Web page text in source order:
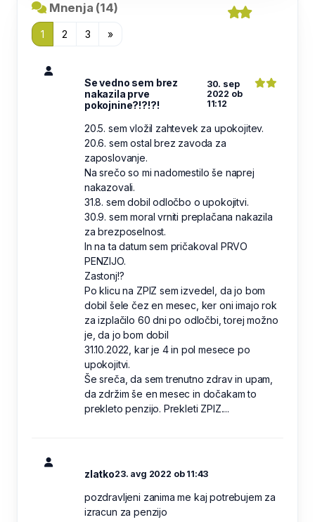
Mnenja (14)
1 2 3 »
Se vedno sem brez
nakazila prve
pokojnine?!?!?!
30. sep
2022 ob
11:12
20.5. sem vložil zahtevek za upokojitev.
20.6. sem ostal brez zavoda za
zaposlovanje.
Na srečo so mi nadomestilo še naprej
nakazovali.
31.8. sem dobil odločbo o upokojitvi.
30.9. sem moral vrniti preplačana nakazila
za brezposelnost.
In na ta datum sem pričakoval PRVO
PENZIJO.
Zastonj!?
Po klicu na ZPIZ sem izvedel, da jo bom
dobil šele čez en mesec, ker oni imajo rok
za izplačilo 60 dni po odločbi, torej možno
je, da jo bom dobil
31.10.2022, kar je 4 in pol mesece po
upokojitvi.
Še sreča, da sem trenutno zdrav in upam,
da zdržim še en mesec in dočakam to
prekleto penzijo. Prekleti ZPIZ....
zlatko23. avg 2022 ob 11:43
pozdravljeni zanima me kaj potrebujem za
izracun za penzijo